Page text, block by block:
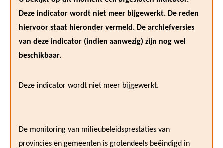
Deze indicator wordt niet meer bijgewerkt. De reden
hiervoor staat hieronder vermeld. De archiefversies
van deze indicator (indien aanwezig) zijn nog wel
beschikbaar.
Deze indicator wordt niet meer bijgewerkt.
De monitoring van milieubeleidsprestaties van
provincies en gemeenten is grotendeels beëindigd in